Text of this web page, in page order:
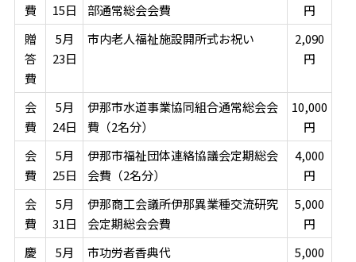
費
15日
部通常総会会費
円
贈
答
費
5月
23日
市内老人福祉施設開所式お祝い
2,090
円
会
費
5月
24日
伊那市水道事業協同組合通常総会会
費（2名分）
10,000
円
会
費
5月
25日
伊那市福祉団体連絡協議会定期総会
会費（2名分）
4,000
円
会
費
5月
31日
伊那商工会議所伊那異業種交流研究
会定期総会会費
5,000
円
慶
5月
市功労者香典代
5,000